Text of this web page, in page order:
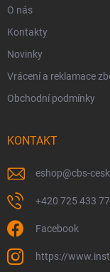
O nás
Kontakty
Novinky
Vrácení a reklamace
Obchodní podmínky
KONTAKT
eshop@cbs-
+420 725 433
Facebook
https://